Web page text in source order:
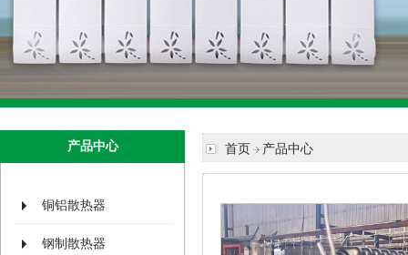
产品中心
铜铝散热器
钢制散热器
首页 产品中心